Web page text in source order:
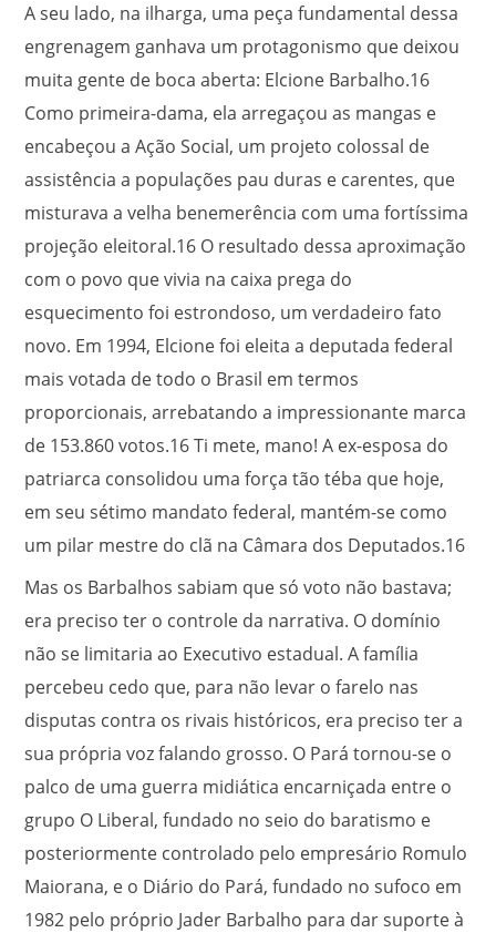
A seu lado, na ilharga, uma peça fundamental dessa
engrenagem ganhava um protagonismo que deixou
muita gente de boca aberta: Elcione Barbalho.16
Como primeira-dama, ela arregaçou as mangas e
encabeçou a Ação Social, um projeto colossal de
assistência a populações pau duras e carentes, que
misturava a velha benemerência com uma fortíssima
projeção eleitoral.16 O resultado dessa aproximação
com o povo que vivia na caixa prega do
esquecimento foi estrondoso, um verdadeiro fato
novo. Em 1994, Elcione foi eleita a deputada federal
mais votada de todo o Brasil em termos
proporcionais, arrebatando a impressionante marca
de 153.860 votos.16Ti mete, mano! A ex-esposa do
patriarca consolidou uma força tão téba que hoje,
em seu sétimo mandato federal, mantém-se como
um pilar mestre do clã na Câmara dos Deputados.16
Mas os Barbalhos sabiam que só voto não bastava;
era preciso ter o controle da narrativa. O domínio
não se limitaria ao Executivo estadual. A família
percebeu cedo que, para não levar o farelo nas
disputas contra os rivais históricos, era preciso ter a
sua própria voz falando grosso. O Pará tornou-se o
palco de uma guerra midiática encarniçada entre o
grupo O Liberal, fundado no seio do baratismo e
posteriormente controlado pelo empresário Romulo
Maiorana, e o Diário do Pará, fundado no sufoco em
1982 pelo próprio Jader Barbalho para dar suporte à